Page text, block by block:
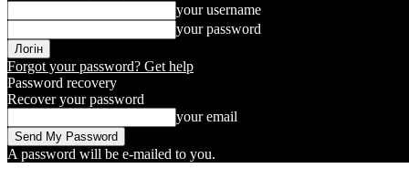
your username
your password
Forgot your password? Get help
Password recovery
Recover your password
your email
A password will be e-mailed to you.